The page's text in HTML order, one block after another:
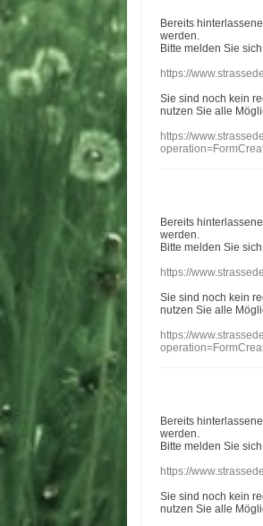
Bereits
werden.
Bitte melden Sie
https://
Sie sind noch kein
nutzen Sie alle
https://
Bereits
werden.
Bitte melden Sie
https://
Sie sind noch kein
nutzen Sie alle
https://
Bereits
werden.
Bitte melden Sie
https://
Sie sind noch kein
nutzen Sie alle